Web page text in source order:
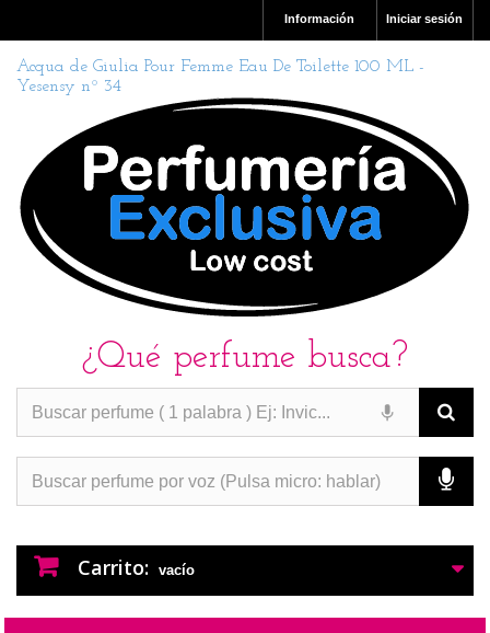
Iniciar sesión
Información
Acqua de Giulia Pour Femme Eau De Toilette 100 ML -
Yesensy nº 34
¿Qué perfume busca?
Carrito: vacío